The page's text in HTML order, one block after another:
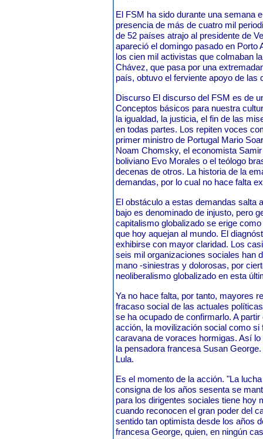
El FSM ha sido durante una semana
presencia de más de cuatro mil
de 52 países atrajo al presidente de
apareció el domingo pasado en Porto
los cien mil activistas que colmaban
Chávez, que pasa por una
país, obtuvo el ferviente apoyo de las
Discurso El discurso del FSM es de
Conceptos básicos para nuestra
la igualdad, la justicia, el fin de las
en todas partes. Los repiten voces
primer ministro de Portugal Mario
Noam Chomsky, el economista
boliviano Evo Morales o el teólogo
decenas de otros. La historia de la
demandas, por lo cual no hace falta
El obstáculo a estas demandas salta
bajo es denominado de injusto, pero
capitalismo globalizado se erige
que hoy aquejan al mundo. El
exhibirse con mayor claridad. Los
seis mil organizaciones sociales han
mano -siniestras y dolorosas, por
neoliberalismo globalizado en esta
Ya no hace falta, por tanto, mayores
fracaso social de las actuales
se ha ocupado de confirmarlo. A
acción, la movilización social como si
caravana de voraces hormigas. Así
la pensadora francesa Susan
Lula.
Es el momento de la acción. "La
consigna de los años sesenta se
para los dirigentes sociales tiene hoy
cuando reconocen el gran poder del
sentido tan optimista desde los años
francesa George, quien, en ningún